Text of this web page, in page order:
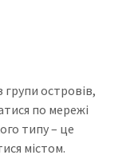
групи островів,
по мережі
типу – це
містом.